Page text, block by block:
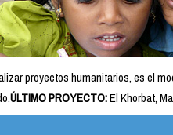
proyectos humanitarios, es el
ÚLTIMO PROYECTO:El Khorbat,